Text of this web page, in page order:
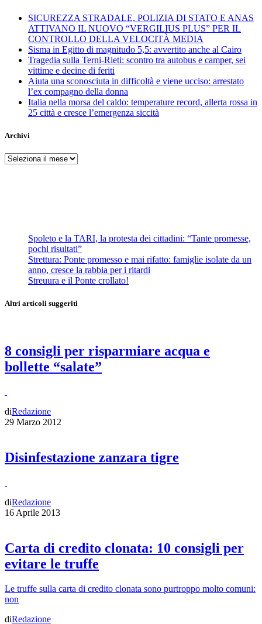
SICUREZZA STRADALE, POLIZIA DI STATO E ANAS
ATTIVANO IL NUOVO “VERGILIUS PLUS” PER IL
CONTROLLO DELLA VELOCITÀ MEDIA
Sisma in Egitto di magnitudo 5,5: avvertito anche al Cairo
Tragedia sulla Terni-Rieti: scontro tra autobus e camper, sei
vittime e decine di feriti
Aiuta una sconosciuta in difficoltà e viene ucciso: arrestato
l’ex compagno della donna
Italia nella morsa del caldo: temperature record, allerta rossa in
25 città e cresce l’emergenza siccità
Archivi
Archivi
Spoleto e la TARI, la protesta dei cittadini: “Tante promesse,
pochi risultati”
Strettura: Ponte promesso e mai rifatto: famiglie isolate da un
anno, cresce la rabbia per i ritardi
Streuura e il Ponte crollato!
Altri articoli suggeriti
8 consigli per risparmiare acqua e
bollette “salate”
diRedazione
29 Marzo 2012
Disinfestazione zanzara tigre
diRedazione
16 Aprile 2013
Carta di credito clonata: 10 consigli per
evitare le truffe
Le truffe sulla carta di credito clonata sono purtroppo molto comuni:
non
diRedazione